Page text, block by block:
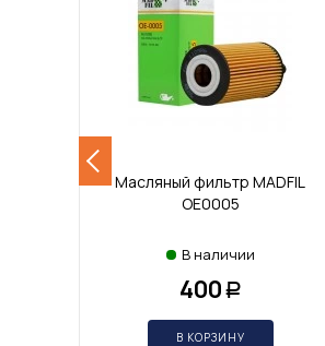
Масляный фильтр MADFIL
OE0005
В наличии
400 Р
В КОРЗИНУ